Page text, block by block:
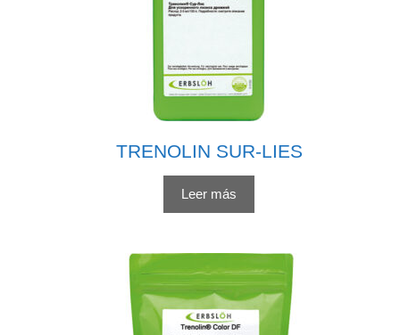
TRENOLIN SUR-LIES
Leer más